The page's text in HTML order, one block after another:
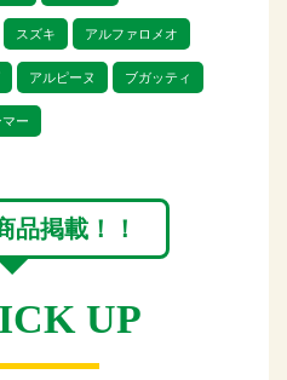
京商をリトルゲー
っております。
ーはもちろんのこ
リトルゲージにぜひ
スズキ アルファロメオ
アルピーヌ ブガッティ
ー
品掲載！！
UP